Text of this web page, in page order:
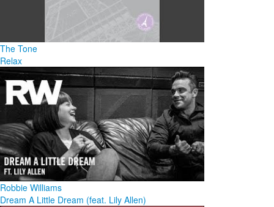
The Tone
Relax
Robbie Williams
Dream A Little Dream (feat. Lily Allen)